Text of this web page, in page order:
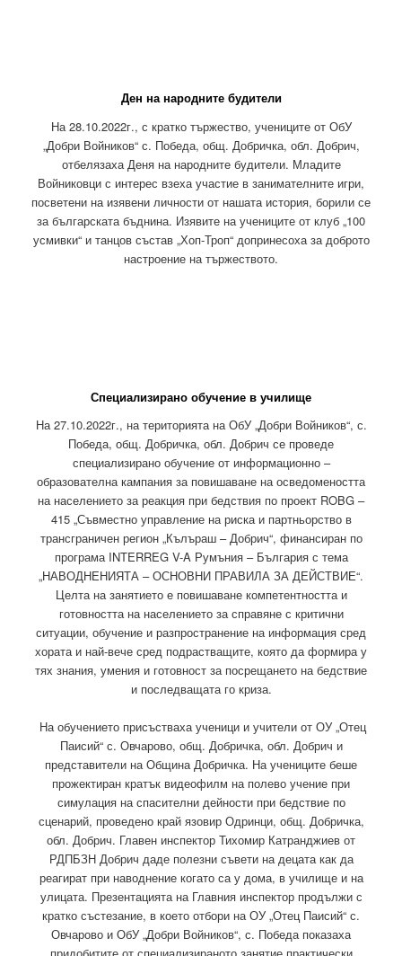
Ден на народните будители
На 28.10.2022г., с кратко тържество, учениците от ОбУ
„Добри Войников“ с. Победа, общ. Добричка, обл. Добрич,
отбелязаха Деня на народните будители. Младите
Войниковци с интерес взеха участие в занимателните игри,
посветени на изявени личности от нашата история, борили се
за българската бъднина. Изявите на учениците от клуб „100
усмивки“ и танцов състав „Хоп-Троп“ допринесоха за доброто
настроение на тържеството.
Специализирано обучение в училище
На 27.10.2022г., на територията на ОбУ „Добри Войников“, с.
Победа, общ. Добричка, обл. Добрич се проведе
специализирано обучение от информационно –
образователна кампания за повишаване на осведомеността
на населението за реакция при бедствия по проект ROBG –
415 „Съвместно управление на риска и партньорство в
трансграничен регион „Кълъраш – Добрич“, финансиран по
програма INTERREG V-A Румъния – България с тема
„НАВОДНЕНИЯТА – ОСНОВНИ ПРАВИЛА ЗА ДЕЙСТВИЕ“.
Целта на занятието е повишаване компетентността и
готовността на населението за справяне с критични
ситуации, обучение и разпространение на информация сред
хората и най-вече сред подрастващите, която да формира у
тях знания, умения и готовност за посрещането на бедствие
и последващата го криза.
На обучението присъстваха ученици и учители от ОУ „Отец
Паисий“ с. Овчарово, общ. Добричка, обл. Добрич и
представители на Община Добричка. На учениците беше
прожектиран кратък видеофилм на полево учение при
симулация на спасителни дейности при бедствие по
сценарий, проведено край язовир Одринци, общ. Добричка,
обл. Добрич. Главен инспектор Тихомир Катранджиев от
РДПБЗН Добрич даде полезни съвети на децата как да
реагират при наводнение когато са у дома, в училище и на
улицата. Презентацията на Главния инспектор продължи с
кратко състезание, в което отбори на ОУ „Отец Паисий“ с.
Овчарово и ОбУ „Добри Войников“, с. Победа показаха